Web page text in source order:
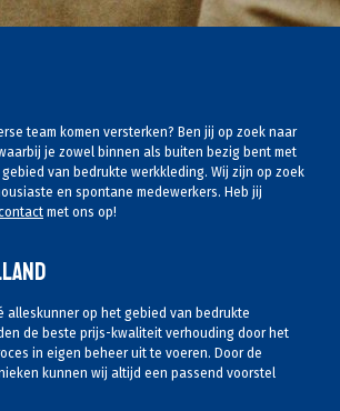
team komen versterken? Ben jij op zoek naar
je zowel binnen als buiten bezig bent met
van bedrukte werkkleding. Wij zijn op zoek
en spontane medewerkers. Heb jij
met ons op!
alleskunner op het gebied van bedrukte
de beste prijs-kwaliteit verhouding door het
in eigen beheer uit te voeren. Door de
kunnen wij altijd een passend voorstel